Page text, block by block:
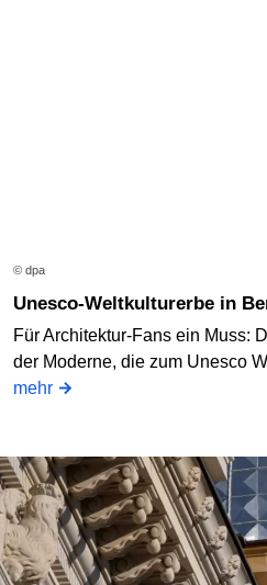
© dpa
Unesco-Weltkulturerbe in
Für Architektur-Fans ein Muss:
der Moderne, die zum Unesco
mehr